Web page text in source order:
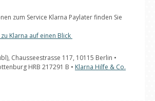
zum Service Klarna Paylater finden Sie
Klarna auf einen Blick
Chausseestrasse 117, 10115 Berlin •
HRB 217291 B • Klarna Hilfe & Co.